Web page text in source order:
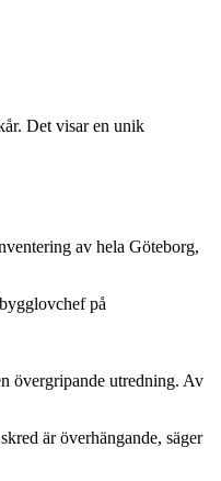
Det visar en unik
av hela Göteborg,
på
övergripande utredning. Av
är överhängande, säger